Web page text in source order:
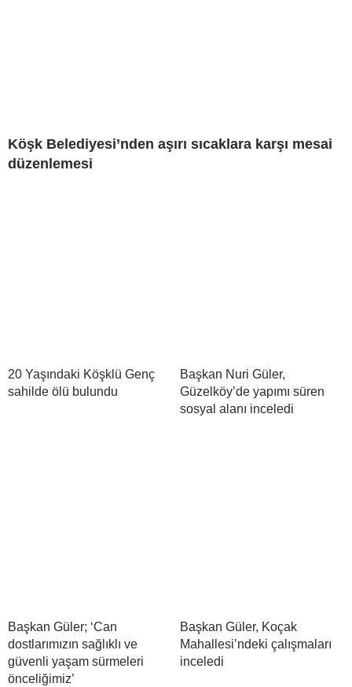
Köşk Belediyesi’nden aşırı sıcaklara karşı mesai
düzenlemesi
20 Yaşındaki Köşklü Genç
sahilde ölü bulundu
Başkan Nuri Güler,
Güzelköy’de yapımı süren
sosyal alanı inceledi
Başkan Güler; ‘Can
dostlarımızın sağlıklı ve
güvenli yaşam sürmeleri
önceliğimiz’
Başkan Güler, Koçak
Mahallesi’ndeki çalışmaları
inceledi